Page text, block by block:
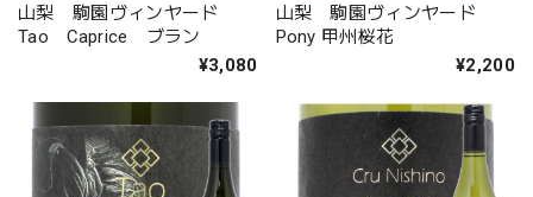
山梨 駒園ヴィンヤード
Tao Caprice ブラン
¥3,080
山梨 駒園ヴィンヤード
Pony 甲州桜花
¥2,200